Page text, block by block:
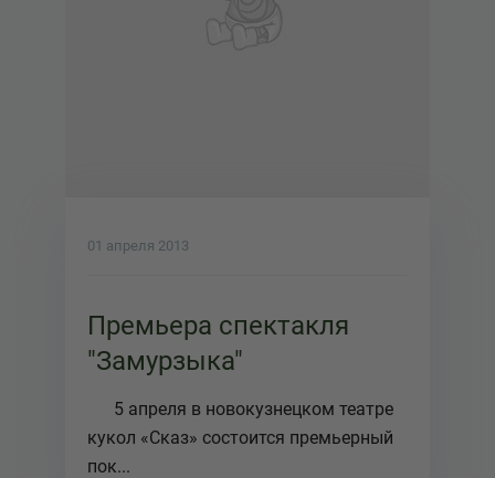
01 апреля 2013
Премьера спектакля
"Замурзыка"
5 апреля в новокузнецком театре
кукол «Сказ» состоится премьерный
пок...